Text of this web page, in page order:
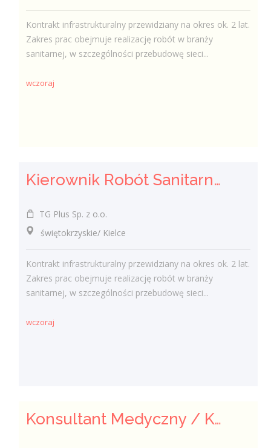
Kontrakt infrastrukturalny przewidziany na okres ok. 2 lat.
Zakres prac obejmuje realizację robót w branży
sanitarnej, w szczególności przebudowę sieci...
wczoraj
Kierownik Robót Sanitarnych
TG Plus Sp. z o.o.
świętokrzyskie/ Kielce
Kontrakt infrastrukturalny przewidziany na okres ok. 2 lat.
Zakres prac obejmuje realizację robót w branży
sanitarnej, w szczególności przebudowę sieci...
wczoraj
Konsultant Medyczny / Konsultantka Medyczna w sklepie medycznym (Fizjoterapeuta, Technik farmaceutyczny, Technik ortopeda)